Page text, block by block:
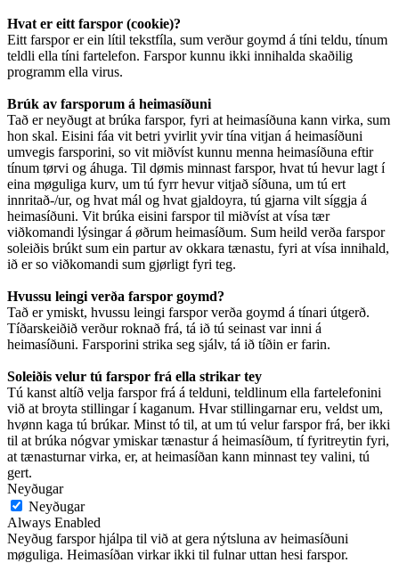
Hvat er eitt farspor (cookie)?
Eitt farspor er ein lítil tekstfíla, sum verður goymd á tíni teldu, tínum
teldli ella tíni fartelefon. Farspor kunnu ikki innihalda skaðilig
programm ella virus.
Brúk av farsporum á heimasíðuni
Tað er neyðugt at brúka farspor, fyri at heimasíðuna kann virka, sum
hon skal. Eisini fáa vit betri yvirlit yvir tína vitjan á heimasíðuni
umvegis farsporini, so vit miðvíst kunnu menna heimasíðuna eftir
tínum tørvi og áhuga. Til dømis minnast farspor, hvat tú hevur lagt í
eina møguliga kurv, um tú fyrr hevur vitjað síðuna, um tú ert
innritað-/ur, og hvat mál og hvat gjaldoyra, tú gjarna vilt síggja á
heimasíðuni. Vit brúka eisini farspor til miðvíst at vísa tær
viðkomandi lýsingar á øðrum heimasíðum. Sum heild verða farspor
soleiðis brúkt sum ein partur av okkara tænastu, fyri at vísa innihald,
ið er so viðkomandi sum gjørligt fyri teg.
Hvussu leingi verða farspor goymd?
Tað er ymiskt, hvussu leingi farspor verða goymd á tínari útgerð.
Tíðarskeiðið verður roknað frá, tá ið tú seinast var inni á
heimasíðuni. Farsporini strika seg sjálv, tá ið tíðin er farin.
Soleiðis velur tú farspor frá ella strikar tey
Tú kanst altíð velja farspor frá á telduni, teldlinum ella fartelefonini
við at broyta stillingar í kaganum. Hvar stillingarnar eru, veldst um,
hvønn kaga tú brúkar. Minst tó til, at um tú velur farspor frá, ber ikki
til at brúka nógvar ymiskar tænastur á heimasíðum, tí fyritreytin fyri,
at tænasturnar virka, er, at heimasíðan kann minnast tey valini, tú
gert.
Neyðugar
Neyðugar
Always Enabled
Neyðug farspor hjálpa til við at gera nýtsluna av heimasíðuni
møguliga. Heimasíðan virkar ikki til fulnar uttan hesi farspor.